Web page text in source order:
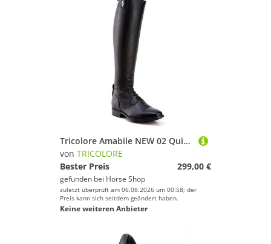
Tricolore Amabile NEW 02 Quick Reitstiefel by DeNiro
von TRICOLORE
Bester Preis
299,00 €
gefunden bei Horse Shop
zuletzt überprüft am 06.08.2026 um 00:58; der
Preis kann sich seitdem geändert haben.
Keine weiteren Anbieter